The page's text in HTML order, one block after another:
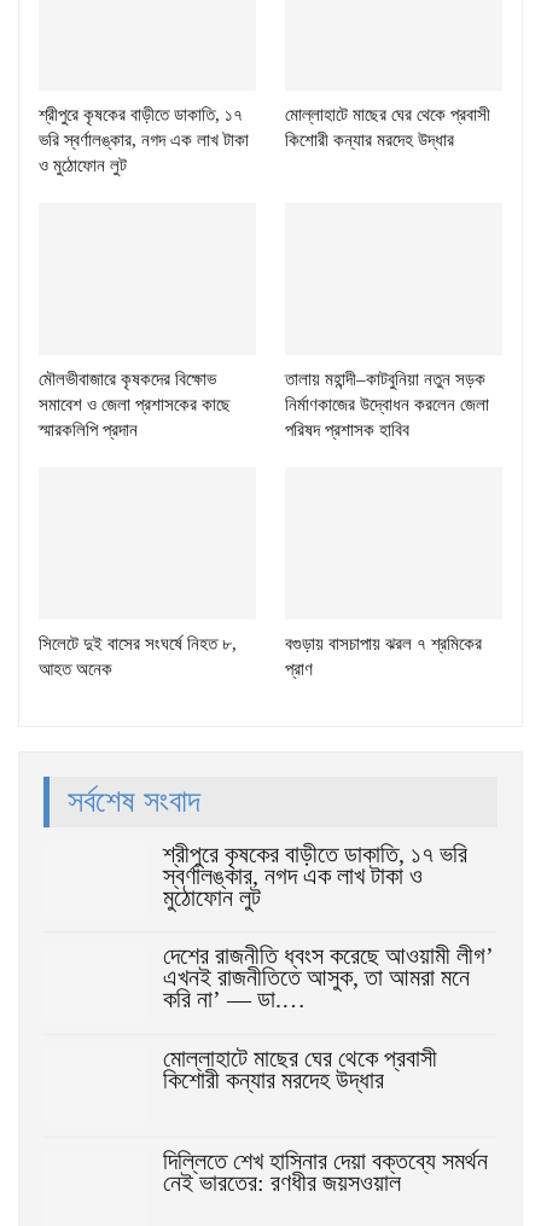
শ্রীপুরে কৃষকের বাড়ীতে ডাকাতি, ১৭
ভরি স্বর্ণালঙ্কার, নগদ এক লাখ টাকা
ও মুঠোফোন লুট
মোল্লাহাটে মাছের ঘের থেকে প্রবাসী
কিশোরী কন্যার মরদেহ উদ্ধার
মৌলভীবাজারে কৃষকদের বিক্ষোভ
সমাবেশ ও জেলা প্রশাসকের কাছে
স্মারকলিপি প্রদান
তালায় মহান্দী–কাটবুনিয়া নতুন সড়ক
নির্মাণকাজের উদ্বোধন করলেন জেলা
পরিষদ প্রশাসক হাবিব
সিলেটে দুই বাসের সংঘর্ষে নিহত ৮,
আহত অনেক
বগুড়ায় বাসচাপায় ঝরল ৭ শ্রমিকের
প্রাণ
সর্বশেষ সংবাদ
শ্রীপুরে কৃষকের বাড়ীতে ডাকাতি, ১৭ ভরি
স্বর্ণালঙ্কার, নগদ এক লাখ টাকা ও
মুঠোফোন লুট
দেশের রাজনীতি ধ্বংস করেছে আওয়ামী লীগ’
এখনই রাজনীতিতে আসুক, তা আমরা মনে
করি না’ — ডা.…
মোল্লাহাটে মাছের ঘের থেকে প্রবাসী
কিশোরী কন্যার মরদেহ উদ্ধার
দিল্লিতে শেখ হাসিনার দেয়া বক্তব্যে সমর্থন
নেই ভারতের: রণধীর জয়সওয়াল